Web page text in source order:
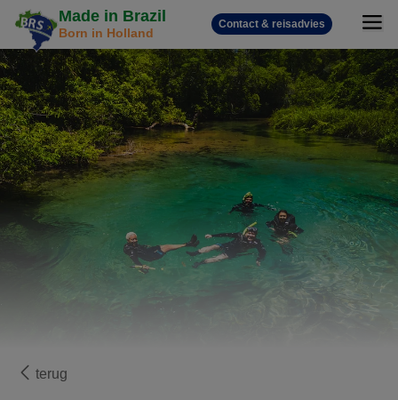
Made in Brazil
Born in Holland
Contact & reisadvies
terug